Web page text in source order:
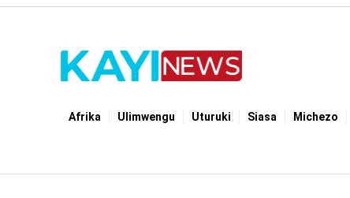
Afrika Ulimwengu Uturuki Siasa Michezo